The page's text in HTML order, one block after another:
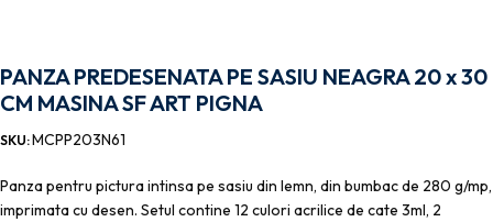
PANZA PREDESENATA PE SASIU NEAGRA 20 x 30
CM MASINA SF ART PIGNA
SKU:MCPP203N61
Panza pentru pictura intinsa pe sasiu din lemn, din bumbac de 280 g/mp,
imprimata cu desen. Setul contine 12 culori acrilice de cate 3ml, 2